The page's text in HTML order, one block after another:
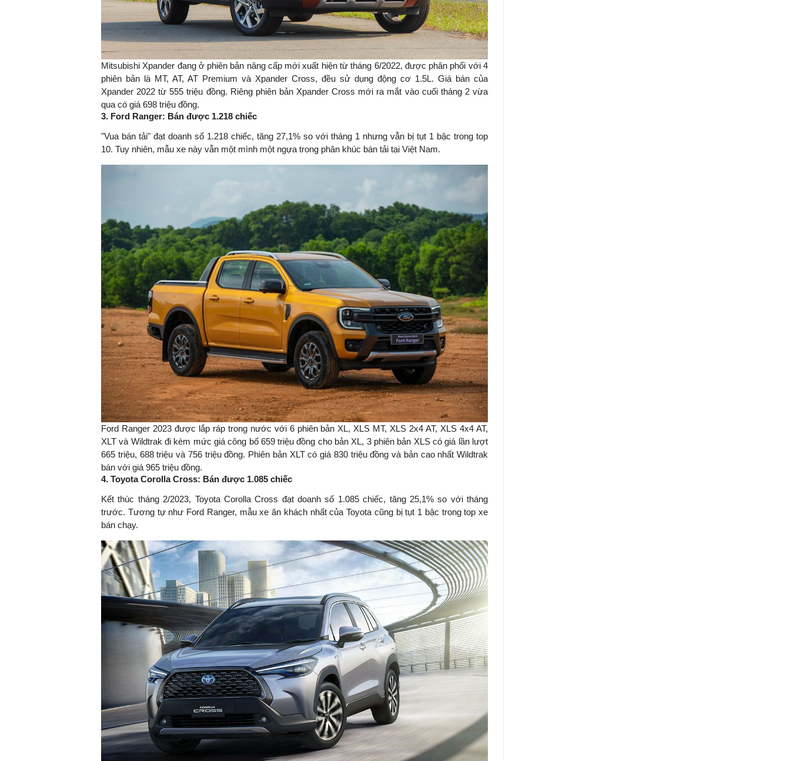
Mitsubishi Xpander đang ở phiên bản nâng cấp mới xuất hiện từ tháng 6/2022, được phân phối với 4
phiên bản là MT, AT, AT Premium và Xpander Cross, đều sử dụng động cơ 1.5L. Giá bán của
Xpander 2022 từ 555 triệu đồng. Riêng phiên bản Xpander Cross mới ra mắt vào cuối tháng 2 vừa
qua có giá 698 triệu đồng.
3. Ford Ranger: Bán được 1.218 chiếc
"Vua bán tải" đạt doanh số 1.218 chiếc, tăng 27,1% so với tháng 1 nhưng vẫn bị tụt 1 bậc trong top
10. Tuy nhiên, mẫu xe này vẫn một mình một ngựa trong phân khúc bán tải tại Việt Nam.
Ford Ranger 2023 được lắp ráp trong nước với 6 phiên bản XL, XLS MT, XLS 2x4 AT, XLS 4x4 AT,
XLT và Wildtrak đi kèm mức giá công bố 659 triệu đồng cho bản XL, 3 phiên bản XLS có giá lần lượt
665 triệu, 688 triệu và 756 triệu đồng. Phiên bản XLT có giá 830 triệu đồng và bản cao nhất Wildtrak
bán với giá 965 triệu đồng.
4. Toyota Corolla Cross: Bán được 1.085 chiếc
Kết thúc tháng 2/2023, Toyota Corolla Cross đạt doanh số 1.085 chiếc, tăng 25,1% so với tháng
trước. Tương tự như Ford Ranger, mẫu xe ăn khách nhất của Toyota cũng bị tụt 1 bậc trong top xe
bán chạy.